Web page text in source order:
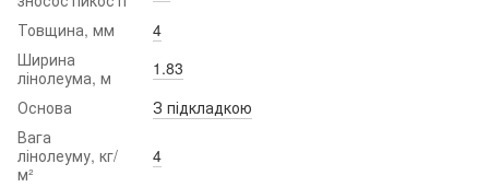
Товщина, мм
4
Ширина
лінолеума, м
1.83
Основа
З підкладкою
Вага
лінолеуму, кг/
м²
4